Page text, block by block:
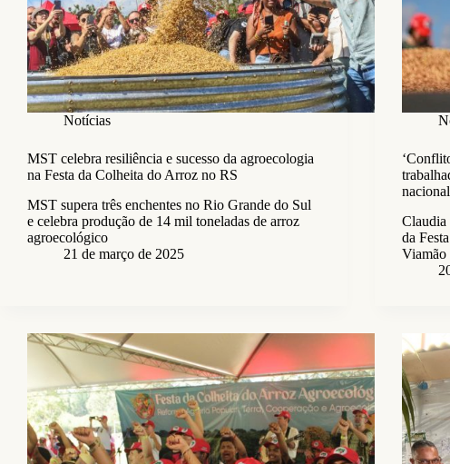
Notícias
MST celebra resiliência e sucesso da agroecologia
na Festa da Colheita do Arroz no RS
MST supera três enchentes no Rio Grande do Sul
e celebra produção de 14 mil toneladas de arroz
agroecológico
21 de março de 2025
Claudia
da
Viamão